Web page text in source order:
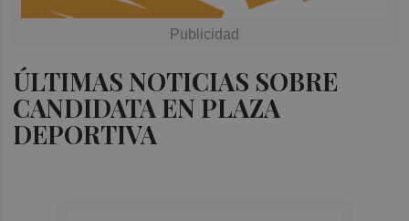
ÚLTIMAS NOTICIAS SOBRE
CANDIDATA EN PLAZA
DEPORTIVA